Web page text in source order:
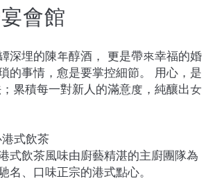
會館
深埋的陳年醇酒， 更是帶來幸福的婚
的事情，愈是要掌控細節。 用心，是
累積每一對新人的滿意度，純釀出女
式飲茶
式飲茶風味由廚藝精湛的主廚團隊為
名、口味正宗的港式點心。